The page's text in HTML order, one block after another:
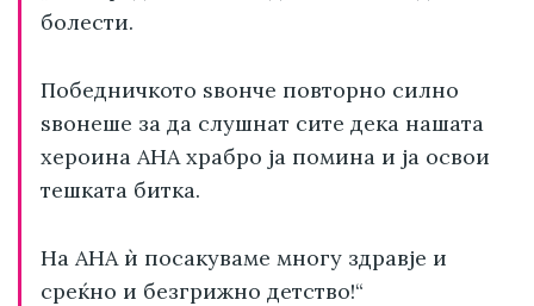
болести.
Победничкото ѕвонче повторно силно
ѕвонеше за да слушнат сите дека нашaта
хероина АНА храбро ја помина и ја освои
тешката битка.
На АНА ѝ посакуваме многу здравје и
среќно и безгрижно детство!“